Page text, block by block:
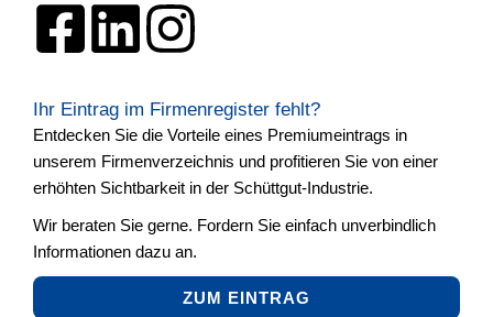
Ihr Eintrag im Firmenregister fehlt?
Entdecken Sie die Vorteile eines Premiumeintrags in
unserem Firmenverzeichnis und profitieren Sie von einer
erhöhten Sichtbarkeit in der Schüttgut-Industrie.
Wir beraten Sie gerne. Fordern Sie einfach unverbindlich
Informationen dazu an.
ZUM EINTRAG